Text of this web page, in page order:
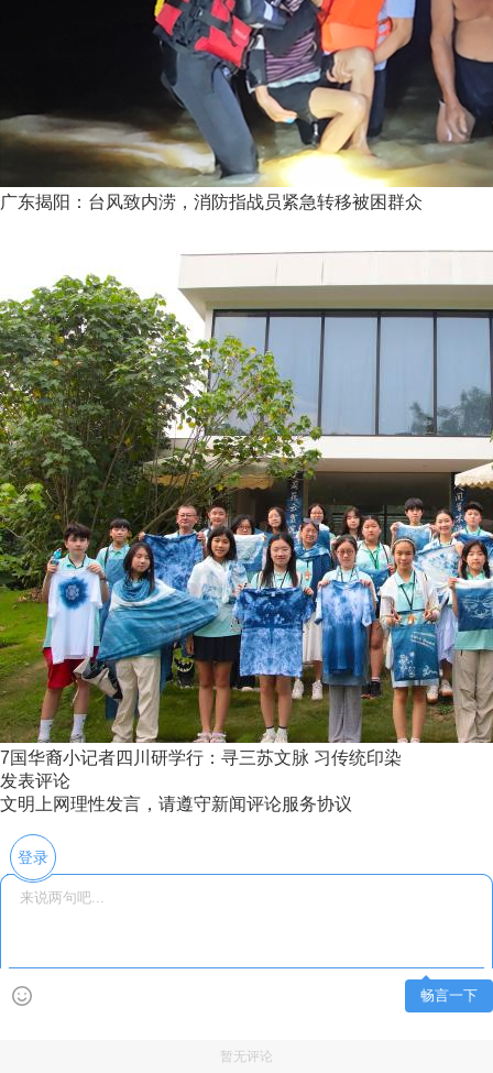
广东揭阳：台风致内涝，消防指战员紧急转移被困群众
7国华裔小记者四川研学行：寻三苏文脉 习传统印染
发表评论
文明上网理性发言，请遵守新闻评论服务协议
登录
畅言一下
暂无评论